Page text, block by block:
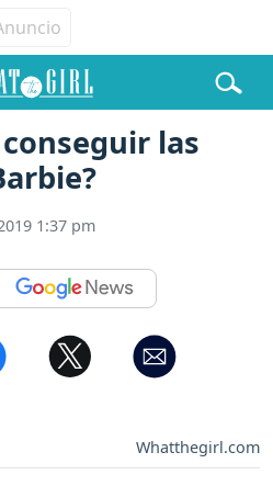
las
1:37 pm
Whatthegirl.com